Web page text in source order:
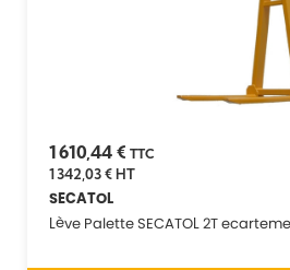
1 610,44 € TTC
1 342,03 €HT
SECATOL
Lève Palette SECATOL 2T